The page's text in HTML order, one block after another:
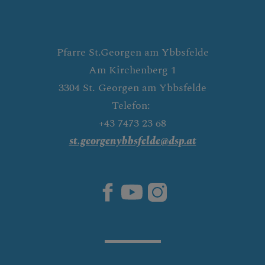
Pfarre St.Georgen am Ybbsfelde
Am Kirchenberg 1
3304 St. Georgen am Ybbsfelde
Telefon:
+43 7473 23 68
st.georgenybbsfelde@dsp.at